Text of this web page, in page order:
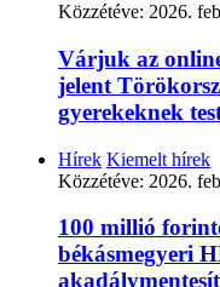
Közzétéve: 2026.
Várjuk az
jelent
gyerekeknek
Hírek Kiemelt hírek
Közzétéve: 2026.
100 millió
békásmegyeri